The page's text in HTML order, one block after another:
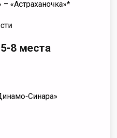
«Астраханочка»*
8 места
Синара»